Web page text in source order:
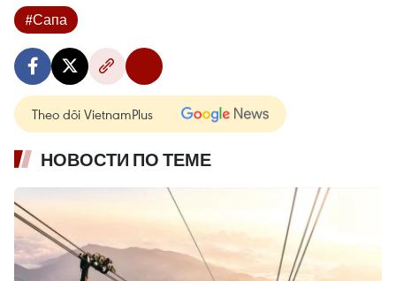
#Сапа
Theo dõi VietnamPlus
НОВОСТИ ПО ТЕМЕ